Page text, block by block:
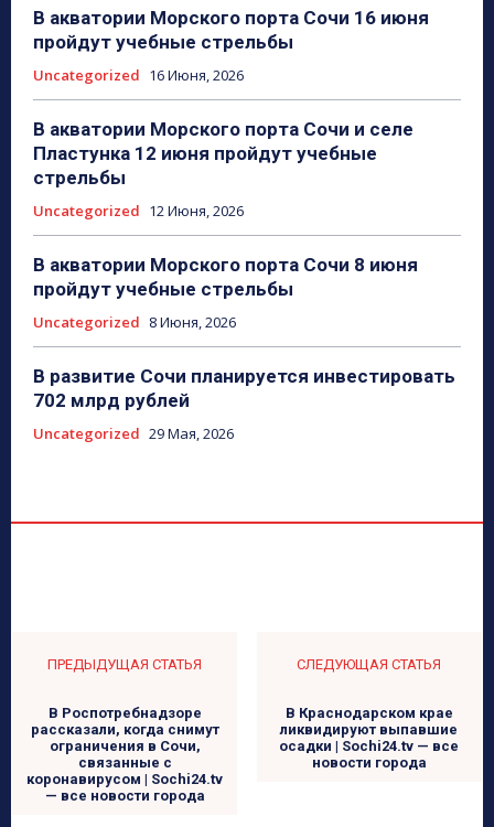
В акватории Морского порта Сочи 16 июня
пройдут учебные стрельбы
Uncategorized 16 Июня, 2026
В акватории Морского порта Сочи и селе
Пластунка 12 июня пройдут учебные
стрельбы
Uncategorized 12 Июня, 2026
В акватории Морского порта Сочи 8 июня
пройдут учебные стрельбы
Uncategorized 8 Июня, 2026
В развитие Сочи планируется инвестировать
702 млрд рублей
Uncategorized 29 Мая, 2026
ПРЕДЫДУЩАЯ СТАТЬЯ
В Роспотребнадзоре
рассказали, когда снимут
ограничения в Сочи,
связанные с
коронавирусом | Sochi24.tv
— все новости города
СЛЕДУЮЩАЯ СТАТЬЯ
В Краснодарском крае
ликвидируют выпавшие
осадки | Sochi24.tv — все
новости города